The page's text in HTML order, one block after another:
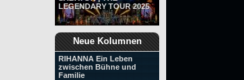
LEGENDARY TOUR 2025
Neue Kolumnen
RIHANNA Ein Leben
zwischen Bühne und
Familie